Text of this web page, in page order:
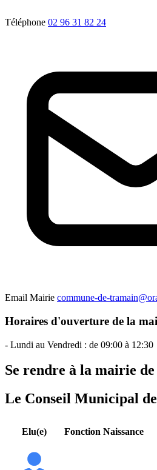
Téléphone 02 96 31 82 24
Email Mairie commune-de-
Horaires d'ouverture de la
- Lundi au Vendredi : de 09:00 à 12:30
Se rendre à la mairie
Le Conseil Municipal
Elu(e) Fonction Naissance